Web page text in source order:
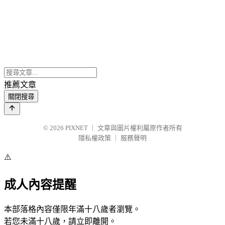
推薦文章
關閉搜尋
© 2026 PIXNET
文章與圖片權利屬原作者所有
隱私權政策
服務聲明
⚠️
成人內容提醒
本部落格內容僅限年滿十八歲者瀏覽。
若您未滿十八歲，請立即離開。